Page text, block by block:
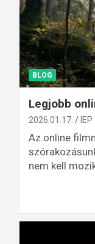
BLOG
Legjobb
2026.01.17. IEP
Az online
nem kell